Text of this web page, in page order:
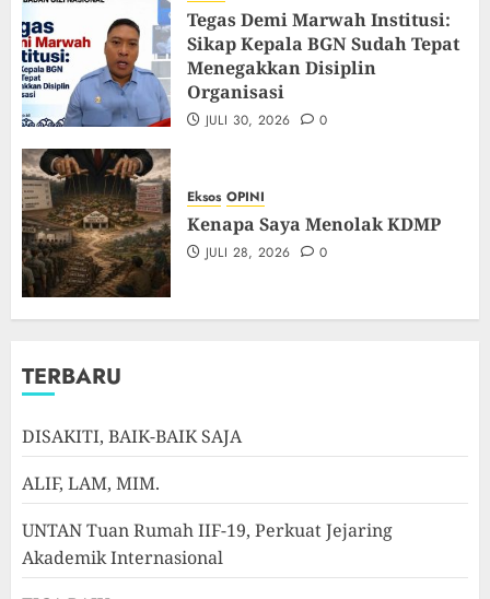
Tegas Demi Marwah Institusi:
Sikap Kepala BGN Sudah Tepat
Menegakkan Disiplin
Organisasi
JULI 30, 2026 0
Eksos OPINI
Kenapa Saya Menolak KDMP
JULI 28, 2026 0
TERBARU
DISAKITI, BAIK-BAIK SAJA
ALIF, LAM, MIM.
UNTAN Tuan Rumah IIF-19, Perkuat Jejaring
Akademik Internasional